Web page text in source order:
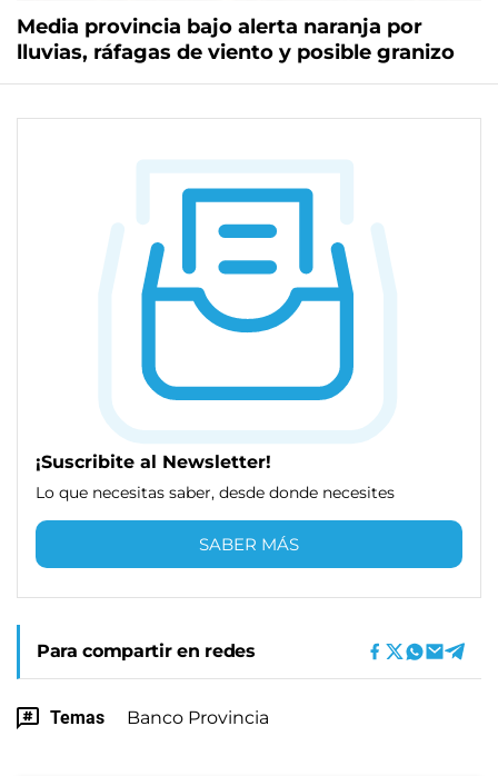
Media provincia bajo alerta naranja por
lluvias, ráfagas de viento y posible granizo
¡Suscribite al Newsletter!
Lo que necesitas saber, desde donde necesites
SABER MÁS
Para compartir en redes
Temas Banco Provincia